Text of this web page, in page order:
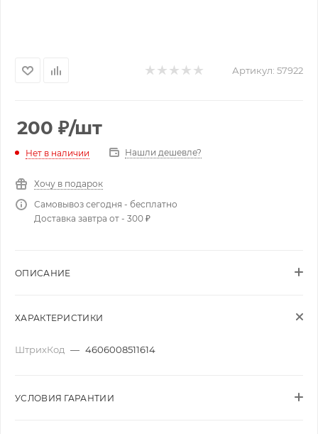
Артикул: 57922
200 ₽/шт
Нет в наличии Нашли дешевле?
Хочу в подарок
Самовывоз сегодня - бесплатно
Доставка завтра от - 300 ₽
ОПИСАНИЕ
ХАРАКТЕРИСТИКИ
ШтрихКод — 4606008511614
УСЛОВИЯ ГАРАНТИИ